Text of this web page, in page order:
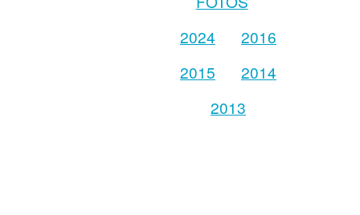
2024
2016
2015
2014
2013